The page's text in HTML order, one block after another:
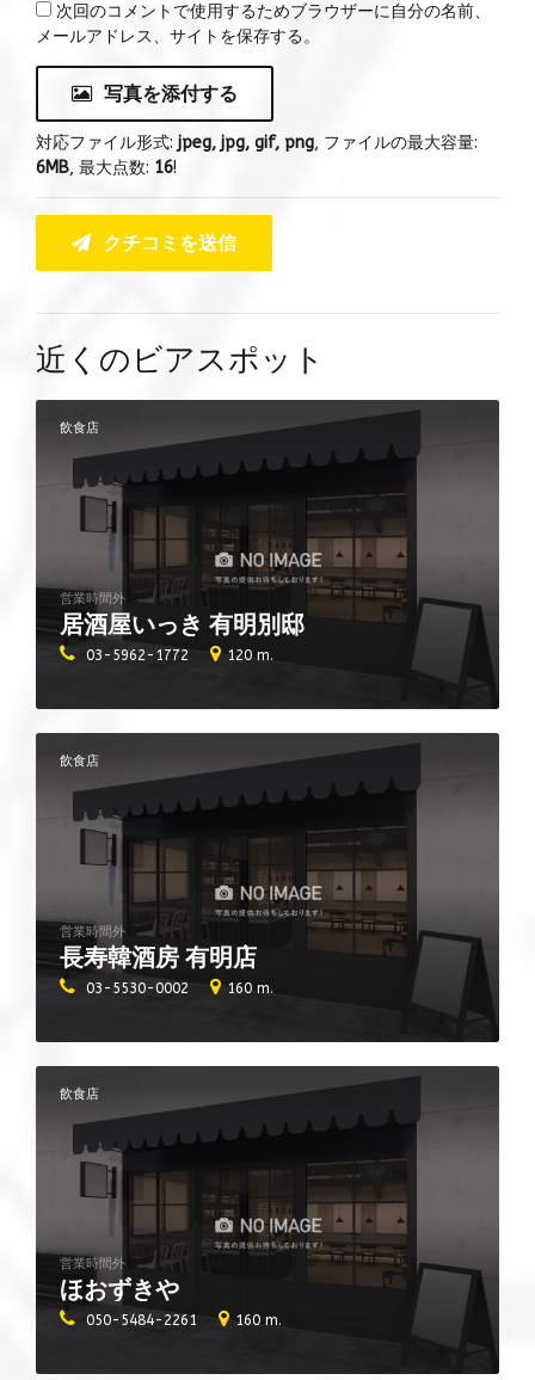
次回のコメントで使用するためブラウザーに自分の名前、
メールアドレス、サイトを保存する。
写真を添付する
対応ファイル形式: jpeg, jpg, gif, png, ファイルの最大容量:
6MB, 最大点数: 16!
クチコミを送信
近くのビアスポット
飲食店
居酒屋いっき 有明別邸
営業時間外
03-5962-1772 120 m.
飲食店
長寿韓酒房 有明店
営業時間外
03-5530-0002 160 m.
飲食店
ほおずきや
営業時間外
050-5484-2261 160 m.